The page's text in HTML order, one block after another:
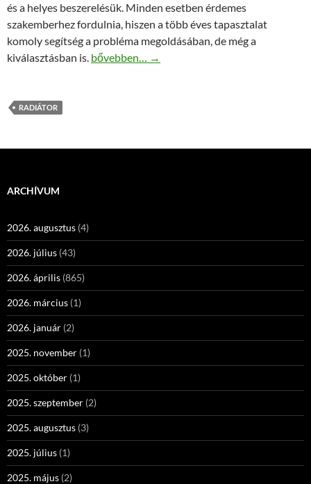
és a helyes beszerelésük. Minden esetben érdemes
szakemberhez fordulnia, hiszen a több éves tapasztalat
komoly segítség a probléma megoldásában, de még a
kiválasztásban is. Öntöttvas vagy alumínium radiátor?
bővebben… →
RADIÁTOR
ARCHÍVUM
2026. augusztus (4)
2026. július (43)
2026. április (865)
2026. március (1)
2026. január (2)
2025. november (1)
2025. október (1)
2025. szeptember (2)
2025. augusztus (3)
2025. július (1)
2025. május (2)